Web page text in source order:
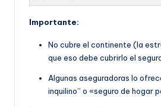
Importante:
No cubre el continente (la
que eso debe cubrirlo el
Algunas aseguradoras lo
inquilino” o «seguro de hogar